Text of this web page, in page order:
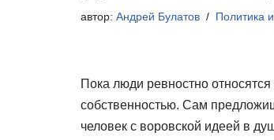
автор: Андрей Булатов Политика
Пока люди ревностно
собственностью. Сам
человек с воровской идеей в